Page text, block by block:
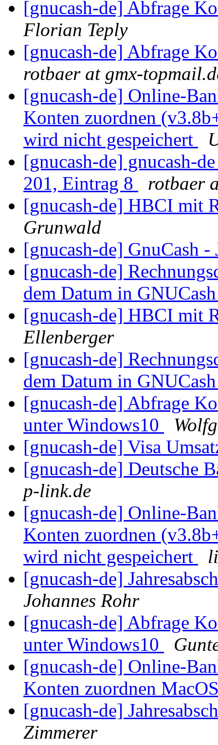
[gnucash-de] Abfrage
Florian Teply
[gnucash-de] Abfrage
rotbaer at gmx-
[gnucash-de] Online-
Konten zuordnen
wird nicht gespeichert
[gnucash-de] gnucash-
201, Eintrag 8
rotbaer
[gnucash-de] HBCI mit
Grunwald
[gnucash-de] GnuCash -
[gnucash-de]
dem Datum in
[gnucash-de] HBCI mit
Ellenberger
[gnucash-de]
dem Datum in
[gnucash-de] Abfrage
unter Windows10
[gnucash-de] Visa
[gnucash-de] Deutsche
p-link.de
[gnucash-de] Online-
Konten zuordnen
wird nicht gespeichert
[gnucash-de]
Johannes Rohr
[gnucash-de] Abfrage
unter Windows10
[gnucash-de] Online-
Konten zuordnen
[gnucash-de]
Zimmerer